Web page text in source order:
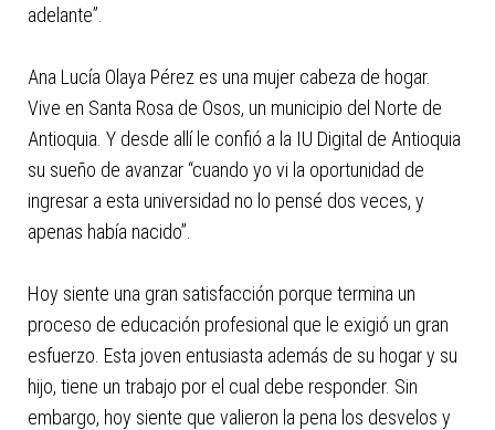
adelante”.
Ana Lucía Olaya Pérez es una mujer cabeza de hogar.
Vive en Santa Rosa de Osos, un municipio del Norte de
Antioquia. Y desde allí le confió a la IU Digital de Antioquia
su sueño de avanzar “cuando yo vi la oportunidad de
ingresar a esta universidad no lo pensé dos veces, y
apenas había nacido”.
Hoy siente una gran satisfacción porque termina un
proceso de educación profesional que le exigió un gran
esfuerzo. Esta joven entusiasta además de su hogar y su
hijo, tiene un trabajo por el cual debe responder. Sin
embargo, hoy siente que valieron la pena los desvelos y